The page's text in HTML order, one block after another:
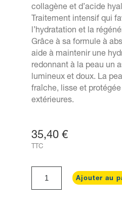
collagène et d’acide
Traitement intensif qui
l’hydratation et la
Grâce à sa formule à
aide à maintenir une
redonnant à la peau un
lumineux et doux. La
fraîche, lisse et
extérieures.
35,40 €
TTC
Ajouter au